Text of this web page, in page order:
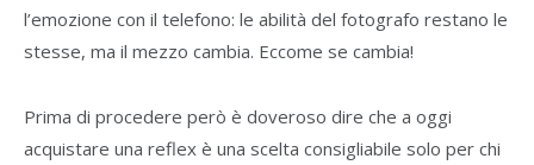
l’emozione con il telefono: le abilità del fotografo restano le
stesse, ma il mezzo cambia. Eccome se cambia!
Prima di procedere però è doveroso dire che a oggi
acquistare una reflex è una scelta consigliabile solo per chi